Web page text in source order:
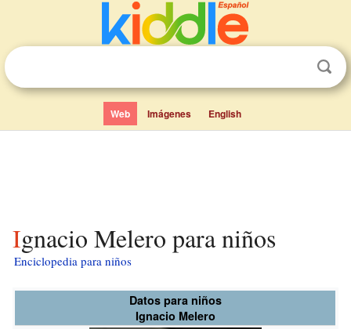
Web Imágenes English
Ignacio Melero para niños
Enciclopedia para niños
Datos para niños
Ignacio Melero